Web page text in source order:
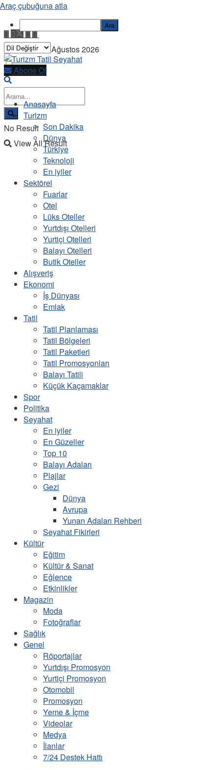
Pazartesi, 10 Ağustos 2026
No Result
View All Result
Abone Ol
Anasayfa
Turizm
Son Dakika
Dünya
Türkiye
Teknoloji
En iyiler
Sektörel
Fuarlar
Otel
Lüks Oteller
Yurtdışı Otelleri
Yurtiçi Otelleri
Balayı Otelleri
Butik Oteller
Alışveriş
Ekonomi
İş Dünyası
Emlak
Tatil
Tatil Planlaması
Tatil Bölgeleri
Tatil Paketleri
Tatil Promosyonları
Balayı Tatili
Küçük Kaçamaklar
Spor
Politika
Seyahat
En iyiler
En Güzeller
Top 10
Balayı Adaları
Plajlar
Gezi
Dünya
Avrupa
Yunan Adaları Rehberi
Seyahat Fikirleri
Kültür
Eğitim
Kültür & Sanat
Eğlence
Etkinlikler
Magazin
Moda
Fotoğraflar
Sağlık
Genel
Röportajlar
Yurtdışı Promosyon
Yurtiçi Promosyon
Otomobil
Promosyon
Yeme & İçme
Videolar
Medya
İlanlar
7/24 Destek Hattı
Araç çubuğuna atla
Ara